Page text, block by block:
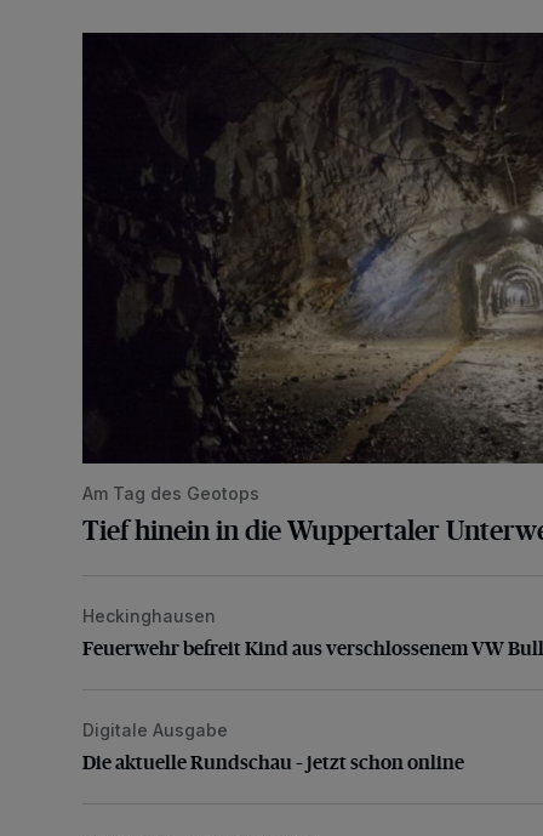
Am Tag des Geotops
Tief hinein in die Wuppertaler
Feuerwehr befreit Kind aus verschlossenem VW Bulli
Heckinghausen
Feuerwehr befreit Kind aus verschlossenem VW
Die aktuelle Rundschau – jetzt schon online
Digitale Ausgabe
Die aktuelle Rundschau – jetzt schon online